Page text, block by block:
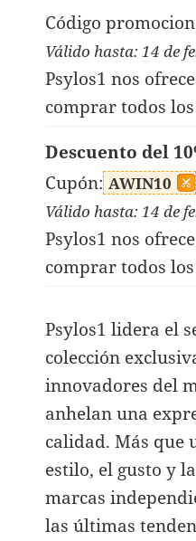
Código
Válido hasta: 14 de
Psylos1 nos
comprar todos
Descuento del
Cupón: AWIN10
Válido hasta: 14 de
Psylos1 nos
comprar todos
Psylos1 lidera el
colección
innovadores del
anhelan una
calidad. Más que
estilo, el gusto y
marcas
las últimas